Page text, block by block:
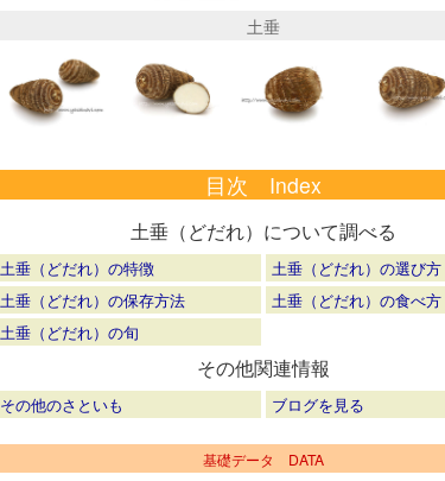
土垂
目次 Index
土垂（どだれ）について調べる
土垂（どだれ）の特徴
土垂（どだれ）の選び方
土垂（どだれ）の保存方法
土垂（どだれ）の食べ方
土垂（どだれ）の旬
その他関連情報
その他のさといも ブログを見る
基礎データ DATA